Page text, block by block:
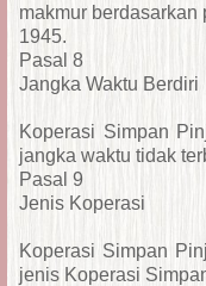
makmur
1945.
Pasal 8
Jangka Waktu Berdiri
Koperasi Simpan
jangka waktu tidak
Pasal 9
Jenis Koperasi
Koperasi Simpan
jenis Koperasi